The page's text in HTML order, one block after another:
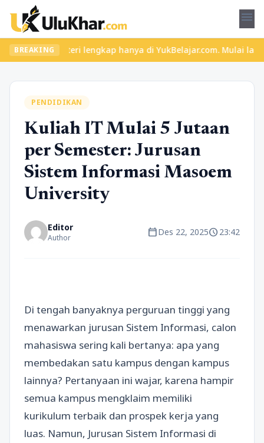
menu
BREAKING
dan materi lengkap hanya di YukBelajar.com. Mulai
PENDIDIKAN
Kuliah IT Mulai 5 Jutaan
per Semester: Jurusan
Sistem Informasi Masoem
University
Editor
Author calendar_todayDes 22, 2025schedule23:42
Di tengah banyaknya perguruan tinggi yang
menawarkan jurusan Sistem Informasi, calon
mahasiswa sering kali bertanya: apa yang
membedakan satu kampus dengan kampus
lainnya? Pertanyaan ini wajar, karena hampir
semua kampus mengklaim memiliki
kurikulum terbaik dan prospek kerja yang
luas. Namun, Jurusan Sistem Informasi di